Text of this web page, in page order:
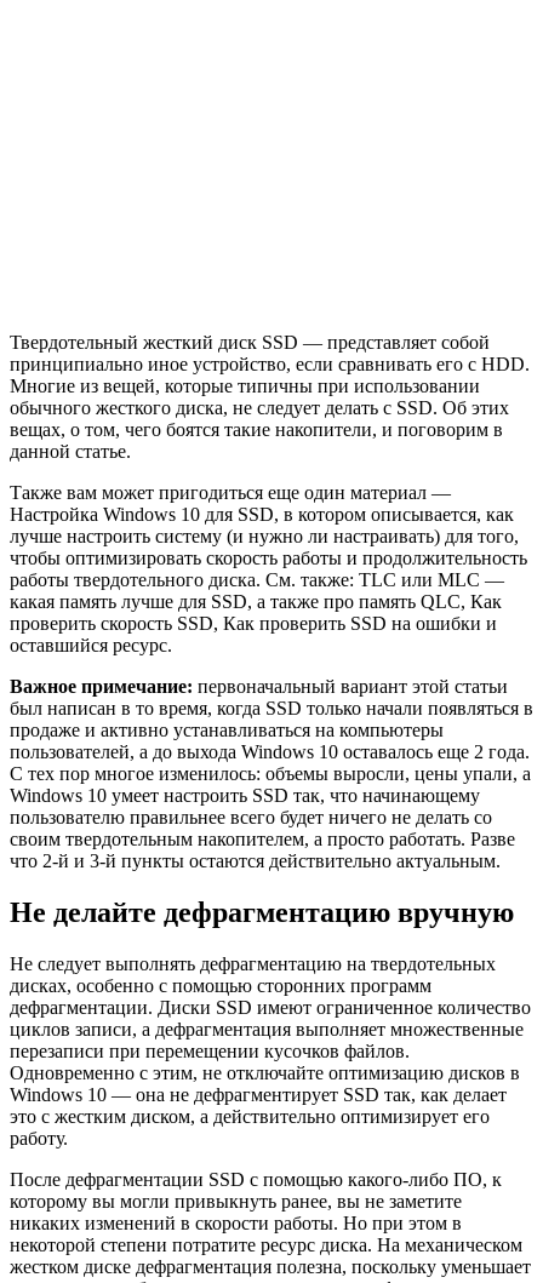
Твердотельный жесткий диск SSD — представляет собой
принципиально иное устройство, если сравнивать его с HDD.
Многие из вещей, которые типичны при использовании
обычного жесткого диска, не следует делать с SSD. Об этих
вещах, о том, чего боятся такие накопители, и поговорим в
данной статье.
Также вам может пригодиться еще один материал —
Настройка Windows 10 для SSD, в котором описывается, как
лучше настроить систему (и нужно ли настраивать) для того,
чтобы оптимизировать скорость работы и продолжительность
работы твердотельного диска. См. также: TLC или MLC —
какая память лучше для SSD, а также про память QLC, Как
проверить скорость SSD, Как проверить SSD на ошибки и
оставшийся ресурс.
Важное примечание: первоначальный вариант этой статьи
был написан в то время, когда SSD только начали появляться в
продаже и активно устанавливаться на компьютеры
пользователей, а до выхода Windows 10 оставалось еще 2 года.
С тех пор многое изменилось: объемы выросли, цены упали, а
Windows 10 умеет настроить SSD так, что начинающему
пользователю правильнее всего будет ничего не делать со
своим твердотельным накопителем, а просто работать. Разве
что 2-й и 3-й пункты остаются действительно актуальным.
Не делайте дефрагментацию вручную
Не следует выполнять дефрагментацию на твердотельных
дисках, особенно с помощью сторонних программ
дефрагментации. Диски SSD имеют ограниченное количество
циклов записи, а дефрагментация выполняет множественные
перезаписи при перемещении кусочков файлов.
Одновременно с этим, не отключайте оптимизацию дисков в
Windows 10 — она не дефрагментирует SSD так, как делает
это с жестким диском, а действительно оптимизирует его
работу.
После дефрагментации SSD с помощью какого-либо ПО, к
которому вы могли привыкнуть ранее, вы не заметите
никаких изменений в скорости работы. Но при этом в
некоторой степени потратите ресурс диска. На механическом
жестком диске дефрагментация полезна, поскольку уменьшает